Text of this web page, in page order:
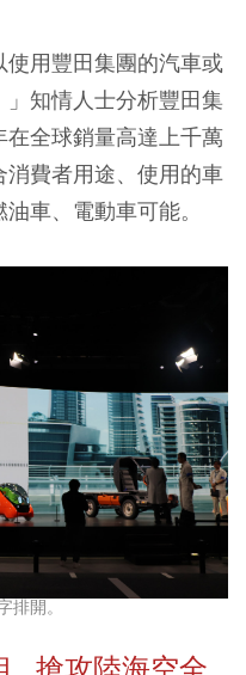
使用豐田集團的汽車或
知情人士分析豐田集
全球銷量高達上千萬
費者用途、使用的車
車、電動車可能。
開。